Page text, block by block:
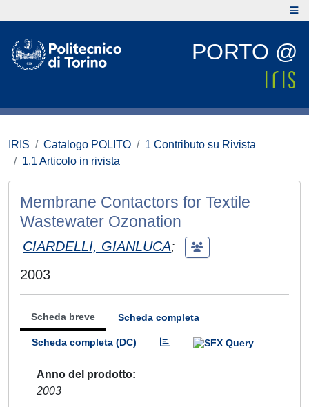
PORTO @
IRIS Catalogo POLITO
1 Contributo su Rivista
1.1 Articolo in rivista
Membrane Contactors for Textile
Wastewater Ozonation
CIARDELLI, GIANLUCA;
2003
Scheda breve Scheda completa
Scheda completa (DC)
Anno del prodotto
2003